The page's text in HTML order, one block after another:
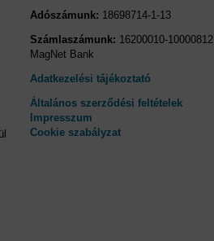
Adószámunk: 18698714-1-13
Számlaszámunk: 16200010-10000812
MagNet Bank
Adatkezelési tájékoztató
Általános szerződési feltételek
Impresszum
Cookie szabályzat